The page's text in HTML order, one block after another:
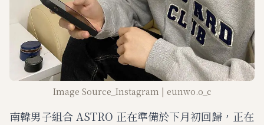
Image Source_Instagram | eunwo.o_c
南韓男子組合 ASTRO 正在準備於下月初回歸，正在